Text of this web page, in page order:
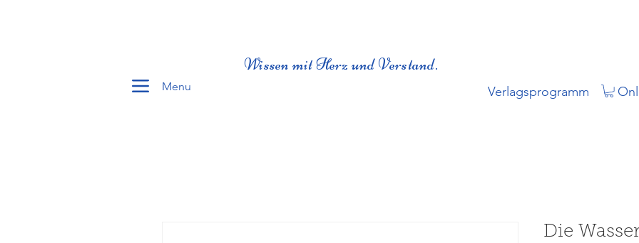
Menu
Wissen mit Herz und Verstand.
Verlagsprogramm
Die